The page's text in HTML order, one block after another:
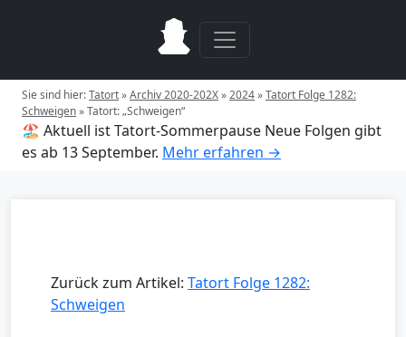
Sie sind hier:Tatort»Archiv 2020-202X»2024»Tatort Folge 1282:
Schweigen»Tatort: „Schweigen“
🏖️ Aktuell ist Tatort-Sommerpause Neue Folgen gibt
es ab 13 September. Mehr erfahren →
Zurück zum Artikel: Tatort Folge 1282:
Schweigen